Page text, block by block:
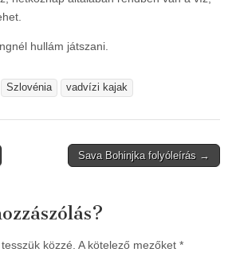
hullám játszani.
Szlovénia vadvízi kajak
Sava Bohinjka folyóleírás →
közzé. A kötelező mezőket *